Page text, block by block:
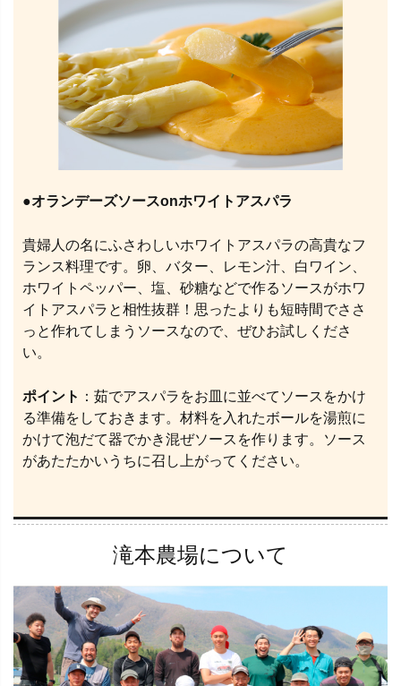
●オランデーズソースonホワイトアスパラ
貴婦人の名にふさわしいホワイトアスパラの高貴なフ
ランス料理です。卵、バター、レモン汁、白ワイン、
ホワイトペッパー、塩、砂糖などで作るソースがホワ
イトアスパラと相性抜群！思ったよりも短時間でささ
っと作れてしまうソースなので、ぜひお試しくださ
い。
ポイント ：茹でアスパラをお皿に並べてソースをかけ
る準備をしておきます。材料を入れたボールを湯煎に
かけて泡だて器でかき混ぜソースを作ります。ソース
があたたかいうちに召し上がってください。
滝本農場について